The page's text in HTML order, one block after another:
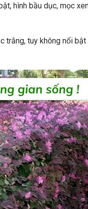
hình bầu dục, mọc
trắng, tuy không nổi